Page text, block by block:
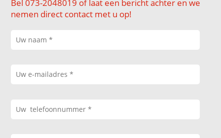
Bel 073-2048019 of laat een bericht achter en we
nemen direct contact met u op!